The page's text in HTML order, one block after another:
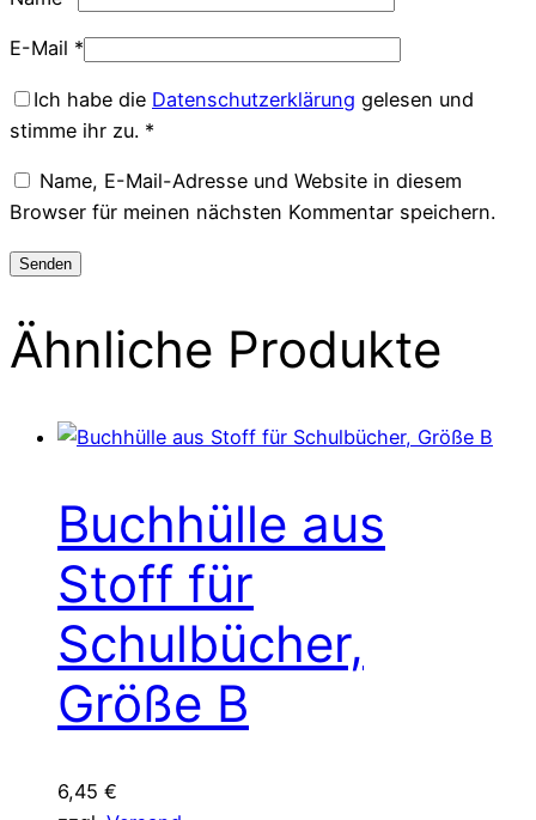
E-Mail *
Ich habe die Datenschutzerklärung gelesen und
stimme ihr zu. *
Name, E-Mail-Adresse und Website in diesem
Browser für meinen nächsten Kommentar speichern.
Ähnliche Produkte
Buchhülle aus
Stoff für
Schulbücher,
Größe B
6,45 €